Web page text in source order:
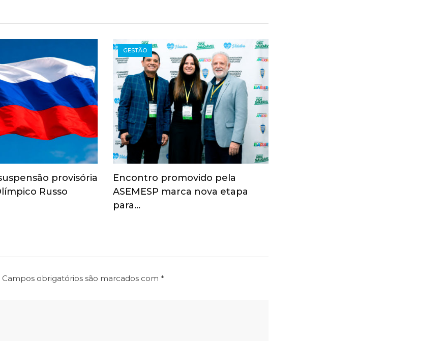
provisória
Russo
GESTÃO
Encontro promovido pela
ASEMESP marca nova etapa
para…
Campos obrigatórios são marcados com *